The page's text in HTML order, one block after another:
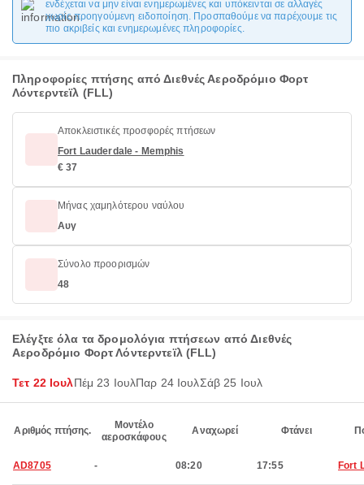
ενδέχεται να μην είναι ενημερωμένες και υπόκεινται σε αλλαγές
χωρίς προηγούμενη ειδοποίηση. Προσπαθούμε να παρέχουμε τις
πιο ακριβείς και ενημερωμένες πληροφορίες.
Πληροφορίες πτήσης από Διεθνές Αεροδρόμιο Φορτ
Λόντερντεϊλ (FLL)
Αποκλειστικές προσφορές πτήσεων
Fort Lauderdale - Memphis
€ 37
Μήνας χαμηλότερου ναύλου
Αυγ
Σύνολο προορισμών
48
Ελέγξτε όλα τα δρομολόγια πτήσεων από Διεθνές
Αεροδρόμιο Φορτ Λόντερντεϊλ (FLL)
Τετ 22 ΙουλΠέμ 23 ΙουλΠαρ 24 ΙουλΣάβ 25 Ιουλ
Αριθμός πτήσης.
Μοντέλο
αεροσκάφους
Αναχωρεί Φτάνει
AD8705 - 08:20 17:55 Fort